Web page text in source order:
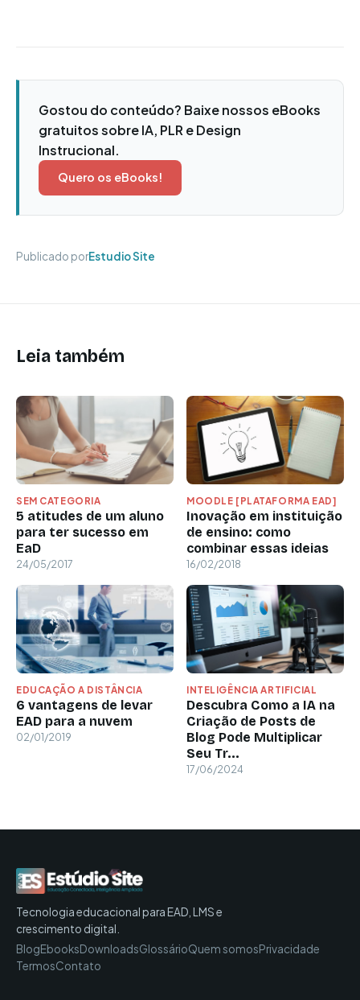
Gostou do conteúdo? Baixe nossos eBooks
gratuitos sobre IA, PLR e Design
Instrucional.
Quero os eBooks!
Publicado porEstudio Site
Leia também
SEM CATEGORIA
5 atitudes de um aluno
para ter sucesso em
EaD
24/05/2017
MOODLE [PLATAFORMA EAD]
Inovação em instituição
de ensino: como
combinar essas ideias
16/02/2018
EDUCAÇÃO A DISTÂNCIA
6 vantagens de levar
EAD para a nuvem
02/01/2019
INTELIGÊNCIA ARTIFICIAL
Descubra Como a IA na
Criação de Posts de
Blog Pode Multiplicar
Seu Tr...
17/06/2024
Tecnologia educacional para EAD, LMS e
crescimento digital.
BlogEbooksDownloadsGlossárioQuem somosPrivacidade
TermosContato